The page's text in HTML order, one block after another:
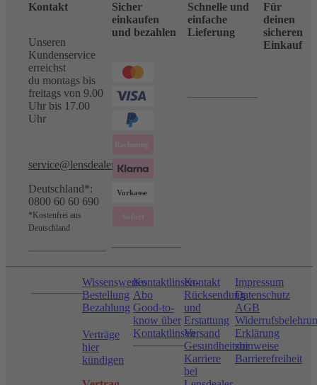
Kontakt
Unseren
Kundenservice
erreichst
du montags bis
freitags von 9.00
Uhr bis 17.00
Uhr
service@lensdealer.com
Deutschland*:
0800 60 60 690
*Kostenfrei aus
Deutschland
Sicher
einkaufen
und bezahlen
Schnelle und
einfache
Lieferung
Für
deinen
sicheren
Einkauf
Wissenswertes
Bestellung
Bezahlung
Verträge
hier
kündigen
Kontaktlinsen-
Abo
Good-to-
know über
Kontaktlinsen
Kontakt
Rücksendung
und
Erstattung
Versand
Gesundheitshinweise
Karriere
bei
Impressum
Datenschutz
AGB
Erklärung
zur
Barrierefreiheit